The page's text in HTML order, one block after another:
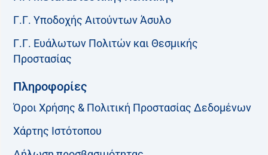
Γ.Γ. Υποδοχής Αιτούντων Άσυλο
Γ.Γ. Ευάλωτων Πολιτών και Θεσμικής
Προστασίας
Πληροφορίες
Όροι Χρήσης & Πολιτική Προστασίας Δεδομένων
Χάρτης Ιστότοπου